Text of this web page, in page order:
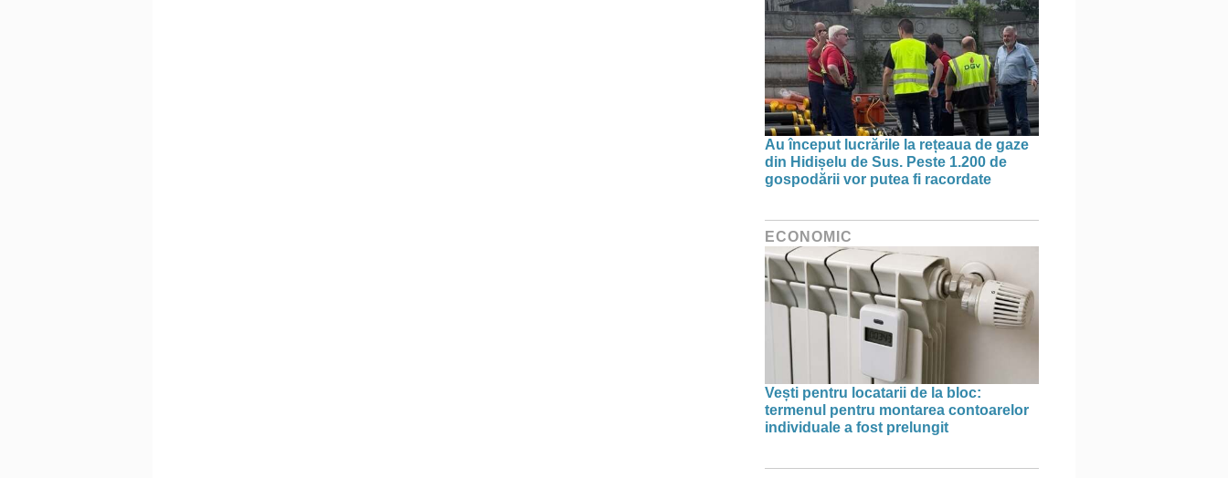
Au început lucrările la rețeaua de gaze
din Hidișelu de Sus. Peste 1.200 de
gospodării vor putea fi racordate
ECONOMIC
Vești pentru locatarii de la bloc:
termenul pentru montarea contoarelor
individuale a fost prelungit